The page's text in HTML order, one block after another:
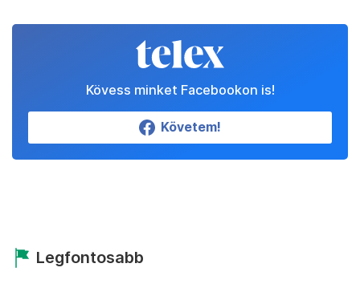
Kövess minket Facebookon is!
Követem!
Legfontosabb